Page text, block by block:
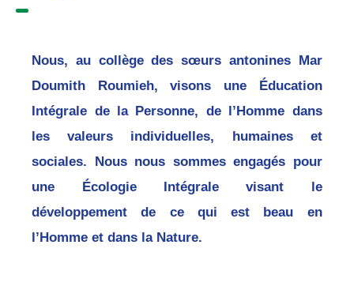
Nous, au collège des sœurs antonines Mar
Doumith Roumieh, visons une Éducation
Intégrale de la Personne, de l’Homme dans
les valeurs individuelles, humaines et
sociales. Nous nous sommes engagés pour
une Écologie Intégrale visant le
développement de ce qui est beau en
l’Homme et dans la Nature.